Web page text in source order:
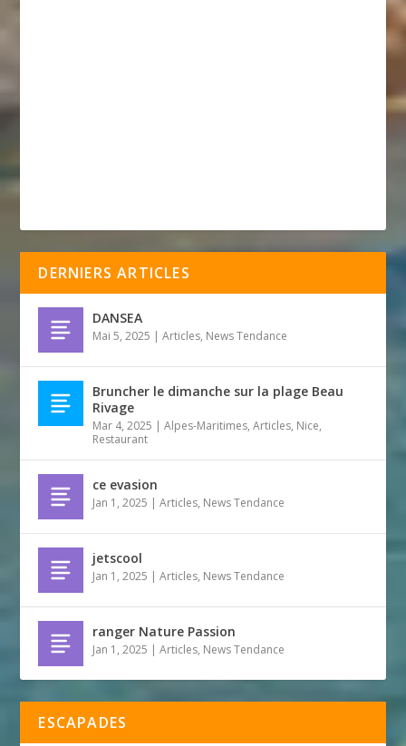
DERNIERS ARTICLES
DANSEA
Mai 5, 2025 |Articles, News Tendance
Bruncher le dimanche sur la plage Beau
Rivage
Mar 4, 2025 |Alpes-Maritimes,Articles, Nice,
Restaurant
ce evasion
Jan 1, 2025 |Articles, News Tendance
jetscool
Jan 1, 2025 |Articles, News Tendance
ranger Nature Passion
Jan 1, 2025 |Articles, News Tendance
ESCAPADES